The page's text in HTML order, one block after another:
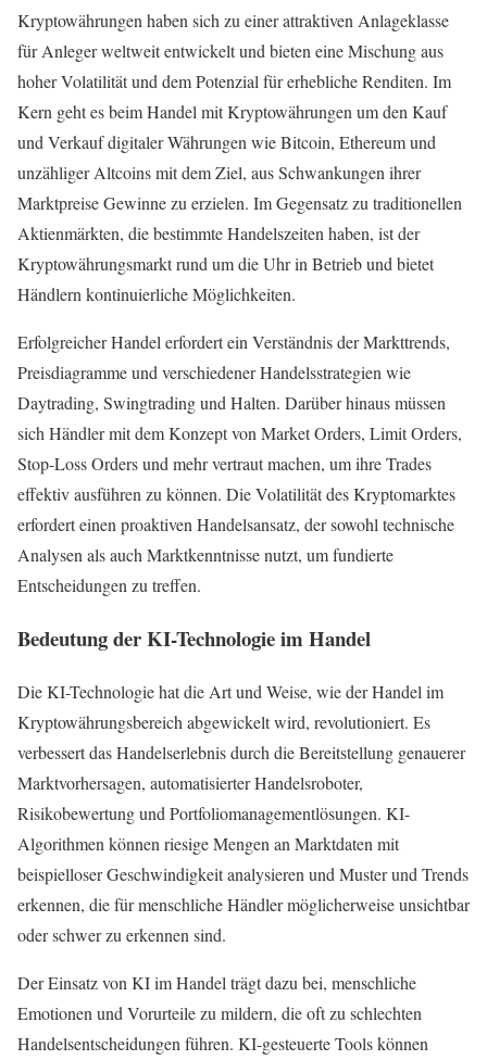
Kryptowährungen haben sich zu einer attraktiven Anlageklasse
für Anleger weltweit entwickelt und bieten eine Mischung aus
hoher Volatilität und dem Potenzial für erhebliche Renditen. Im
Kern geht es beim Handel mit Kryptowährungen um den Kauf
und Verkauf digitaler Währungen wie Bitcoin, Ethereum und
unzähliger Altcoins mit dem Ziel, aus Schwankungen ihrer
Marktpreise Gewinne zu erzielen. Im Gegensatz zu traditionellen
Aktienmärkten, die bestimmte Handelszeiten haben, ist der
Kryptowährungsmarkt rund um die Uhr in Betrieb und bietet
Händlern kontinuierliche Möglichkeiten.
Erfolgreicher Handel erfordert ein Verständnis der Markttrends,
Preisdiagramme und verschiedener Handelsstrategien wie
Daytrading, Swingtrading und Halten. Darüber hinaus müssen
sich Händler mit dem Konzept von Market Orders, Limit Orders,
Stop-Loss Orders und mehr vertraut machen, um ihre Trades
effektiv ausführen zu können. Die Volatilität des Kryptomarktes
erfordert einen proaktiven Handelsansatz, der sowohl technische
Analysen als auch Marktkenntnisse nutzt, um fundierte
Entscheidungen zu treffen.
Bedeutung der KI-Technologie im Handel
Die KI-Technologie hat die Art und Weise, wie der Handel im
Kryptowährungsbereich abgewickelt wird, revolutioniert. Es
verbessert das Handelserlebnis durch die Bereitstellung genauerer
Marktvorhersagen, automatisierter Handelsroboter,
Risikobewertung und Portfoliomanagementlösungen. KI-
Algorithmen können riesige Mengen an Marktdaten mit
beispielloser Geschwindigkeit analysieren und Muster und Trends
erkennen, die für menschliche Händler möglicherweise unsichtbar
oder schwer zu erkennen sind.
Der Einsatz von KI im Handel trägt dazu bei, menschliche
Emotionen und Vorurteile zu mildern, die oft zu schlechten
Handelsentscheidungen führen. KI-gesteuerte Tools können